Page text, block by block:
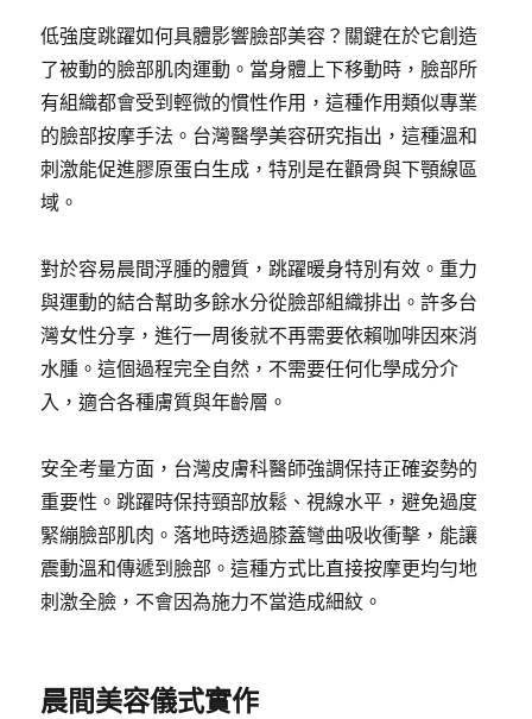
低強度跳躍如何具體影響臉部美容？關鍵在於它創造
了被動的臉部肌肉運動。當身體上下移動時，臉部所
有組織都會受到輕微的慣性作用，這種作用類似專業
的臉部按摩手法。台灣醫學美容研究指出，這種溫和
刺激能促進膠原蛋白生成，特別是在顴骨與下顎線區
域。
對於容易晨間浮腫的體質，跳躍暖身特別有效。重力
與運動的結合幫助多餘水分從臉部組織排出。許多台
灣女性分享，進行一周後就不再需要依賴咖啡因來消
水腫。這個過程完全自然，不需要任何化學成分介
入，適合各種膚質與年齡層。
安全考量方面，台灣皮膚科醫師強調保持正確姿勢的
重要性。跳躍時保持頸部放鬆、視線水平，避免過度
緊繃臉部肌肉。落地時透過膝蓋彎曲吸收衝擊，能讓
震動溫和傳遞到臉部。這種方式比直接按摩更均勻地
刺激全臉，不會因為施力不當造成細紋。
晨間美容儀式實作